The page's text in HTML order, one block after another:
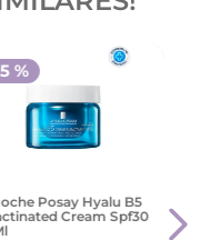
Posay Hyalu B5
Cream Spf30
%